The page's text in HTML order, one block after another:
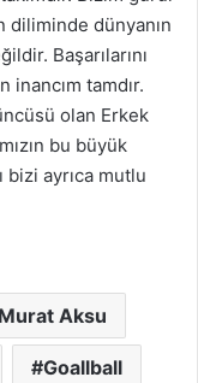
diliminde dünyanın
Başarılarını
tamdır.
olan Erkek
bu büyük
bizi ayrıca mutlu
Aksu
Goallball